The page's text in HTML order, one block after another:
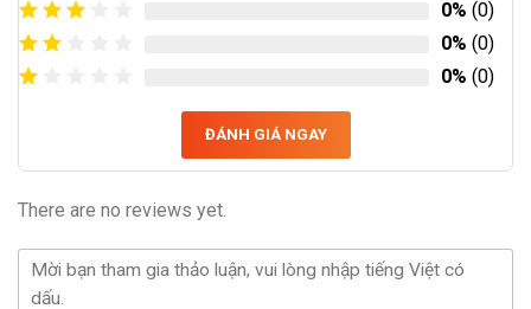
0% (0)
0% (0)
0% (0)
ĐÁNH GIÁ NGAY
There are no reviews yet.